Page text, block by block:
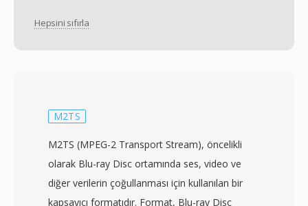
Hepsini sıfırla
M2TS
M2TS (MPEG-2 Transport Stream), öncelikli
olarak Blu-ray Disc ortamında ses, video ve
diğer verilerin çoğullanması için kullanılan bir
kapsayıcı formatıdır. Format, Blu-ray Disc